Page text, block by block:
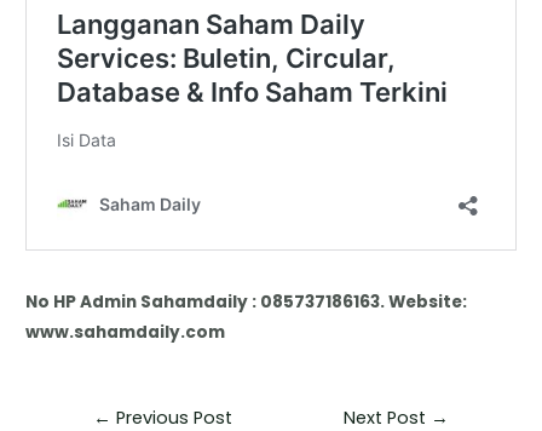
No HP Admin Sahamdaily : 085737186163. Website:
www.sahamdaily.com
← Previous Post Next Post →